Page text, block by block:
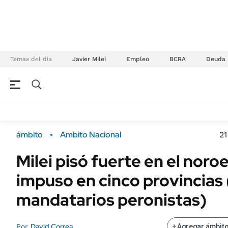
Temas del día Javier Milei Empleo BCRA Deuda
Campo
FINANZAS
Dólar
Sustentabilidad
ENERGY REPORT
POLÍTICA
ámbito Ambito Nacional
Milei pisó fuerte en el
impuso en cinco
mandatarios peronistas)